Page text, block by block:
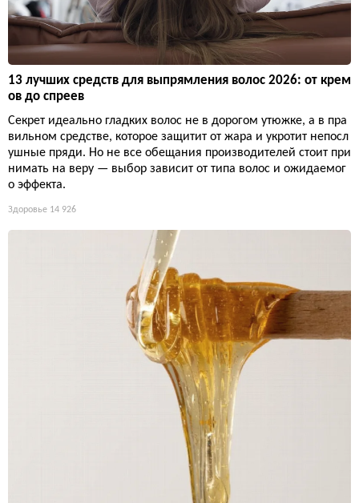
13 лучших средств для выпрямления волос 2026: от крем
ов до спреев
Секрет идеально гладких волос не в дорогом утюжке, а в пра
вильном средстве, которое защитит от жара и укротит непосл
ушные пряди. Но не все обещания производителей стоит при
нимать на веру — выбор зависит от типа волос и ожидаемог
о эффекта.
Здоровье 14 926